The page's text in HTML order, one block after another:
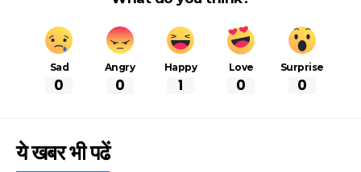
Sad
0
Angry
0
Happy
1
Love
0
Surprise
0
ये खबर भी पढें